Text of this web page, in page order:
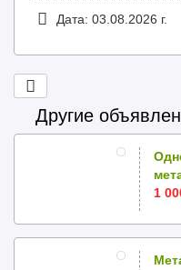
Дата: 03.08.2026 г.
Другие
1